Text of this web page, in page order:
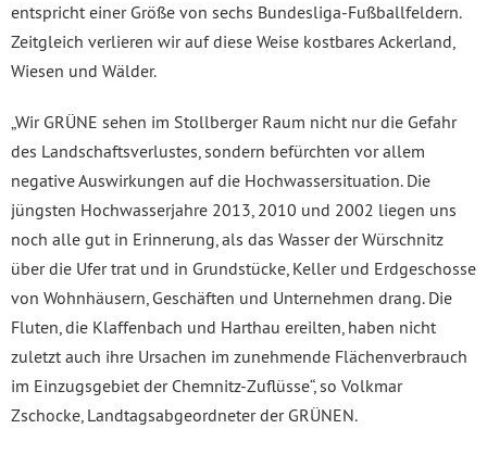
entspricht einer Größe von sechs Bundesliga-Fußballfeldern.
Zeitgleich verlieren wir auf diese Weise kostbares Ackerland,
Wiesen und Wälder.
„Wir GRÜNE sehen im Stollberger Raum nicht nur die Gefahr
des Landschaftsverlustes, sondern befürchten vor allem
negative Auswirkungen auf die Hochwassersituation. Die
jüngsten Hochwasserjahre 2013, 2010 und 2002 liegen uns
noch alle gut in Erinnerung, als das Wasser der Würschnitz
über die Ufer trat und in Grundstücke, Keller und Erdgeschosse
von Wohnhäusern, Geschäften und Unternehmen drang. Die
Fluten, die Klaffenbach und Harthau ereilten, haben nicht
zuletzt auch ihre Ursachen im zunehmende Flächenverbrauch
im Einzugsgebiet der Chemnitz-Zuflüsse“, so Volkmar
Zschocke, Landtagsabgeordneter der GRÜNEN.